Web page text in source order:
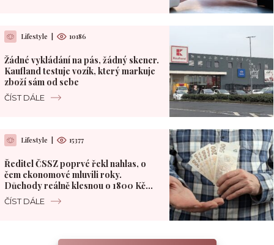
Lifestyle 10186
Žádné vykládání na pás, žádný skener.
Kaufland testuje vozík, který markuje
zboží sám od sebe
ČÍST DÁLE
Lifestyle 15377
Ředitel ČSSZ poprvé řekl nahlas, o
čem ekonomové mluvili roky.
Důchody reálně klesnou o 1800 Kč
měsíčně
ČÍST DÁLE